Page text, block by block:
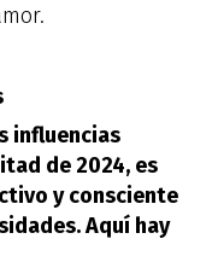
influencias
de 2024, es
y consciente
Aquí hay